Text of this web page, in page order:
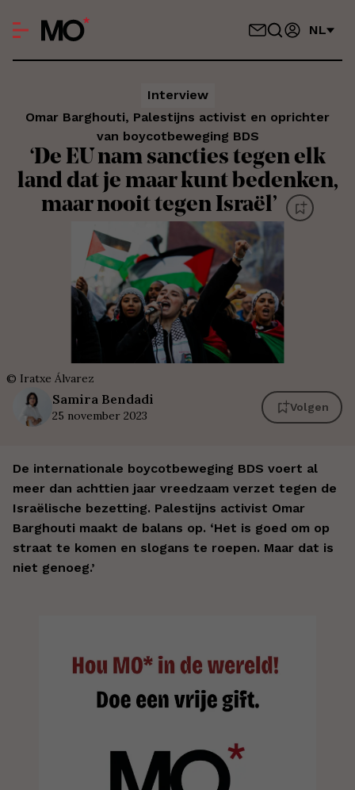
NL
Interview
Omar Barghouti, Palestijns activist en oprichter
van boycotbeweging BDS
‘De EU nam sancties tegen elk
land dat je maar kunt bedenken,
maar nooit tegen Israël’
© Iratxe Álvarez
Samira Bendadi
25 november 2023
Volgen
De internationale boycotbeweging BDS voert al
meer dan achttien jaar vreedzaam verzet tegen de
Israëlische bezetting. Palestijns activist Omar
Barghouti maakt de balans op. ‘Het is goed om op
straat te komen en slogans te roepen. Maar dat is
niet genoeg.’